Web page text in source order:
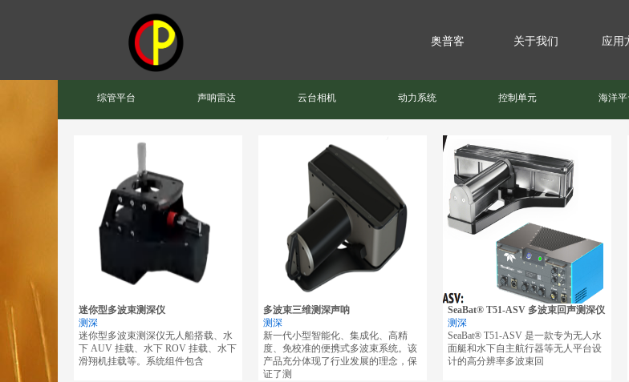
迷你型多波束测深仪
测深
迷你型多波束测深仪无人船搭载、水
下 AUV 挂载、水下 ROV 挂载、水下
滑翔机挂载等。系统组件包含
多波束三维测深声呐
测深
新一代小型智能化、集成化、高精
度、免校准的便携式多波束系统。该
产品充分体现了行业发展的理念，保
证了测
SeaBat® T51-ASV 多波束回声测深仪
测深
SeaBat® T51-ASV 是一款专为无人水
面艇和水下自主航行器等无人平台设
计的高分辨率多波束回
综管平台 声呐雷达 云台相机 动力系统 控制单元 海洋平
奥普客 关于我们 应用